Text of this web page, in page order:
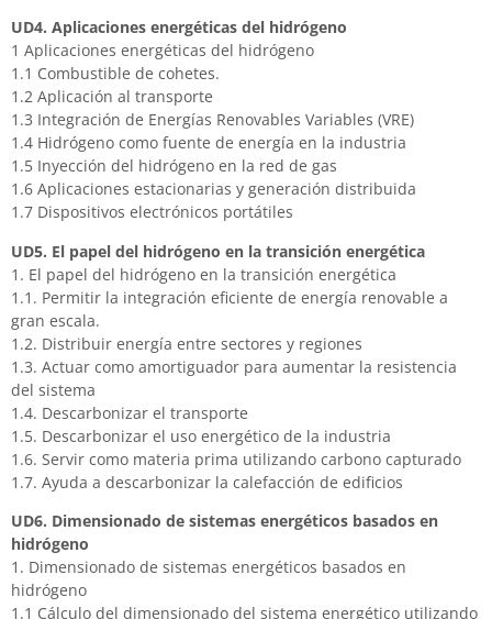
UD4. Aplicaciones energéticas del hidrógeno
1 Aplicaciones energéticas del hidrógeno
1.1 Combustible de cohetes.
1.2 Aplicación al transporte
1.3 Integración de Energías Renovables Variables (VRE)
1.4 Hidrógeno como fuente de energía en la industria
1.5 Inyección del hidrógeno en la red de gas
1.6 Aplicaciones estacionarias y generación distribuida
1.7 Dispositivos electrónicos portátiles
UD5. El papel del hidrógeno en la transición energética
1. El papel del hidrógeno en la transición energética
1.1. Permitir la integración eficiente de energía renovable a
gran escala.
1.2. Distribuir energía entre sectores y regiones
1.3. Actuar como amortiguador para aumentar la resistencia
del sistema
1.4. Descarbonizar el transporte
1.5. Descarbonizar el uso energético de la industria
1.6. Servir como materia prima utilizando carbono capturado
1.7. Ayuda a descarbonizar la calefacción de edificios
UD6. Dimensionado de sistemas energéticos basados en
hidrógeno
1. Dimensionado de sistemas energéticos basados en
hidrógeno
1.1 Cálculo del dimensionado del sistema energético utilizando